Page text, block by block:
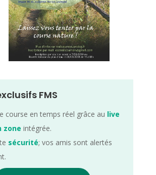
FMS
course en temps réel grâce au live
zone intégrée.
sécurité; vos amis sont alertés